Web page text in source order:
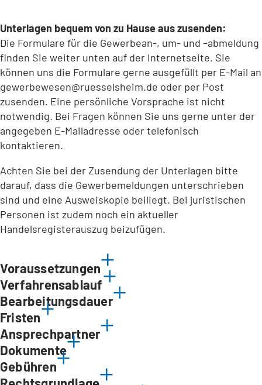
Unterlagen bequem von zu Hause aus zusenden:
Die Formulare für die Gewerbean-, um- und –abmeldung
finden Sie weiter unten auf der Internetseite. Sie
können uns die Formulare gerne ausgefüllt per E-Mail an
gewerbewesen
ruesselsheim de oder per Post
zusenden. Eine persönliche Vorsprache ist nicht
notwendig. Bei Fragen können Sie uns gerne unter der
angegeben E-Mailadresse oder telefonisch
kontaktieren.
Achten Sie bei der Zusendung der Unterlagen bitte
darauf, dass die Gewerbemeldungen unterschrieben
sind und eine Ausweiskopie beiliegt. Bei juristischen
Personen ist zudem noch ein aktueller
Handelsregisterauszug beizufügen.
Voraussetzungen
Verfahrensablauf
Bearbeitungsdauer
Fristen
Ansprechpartner
Dokumente
Gebühren